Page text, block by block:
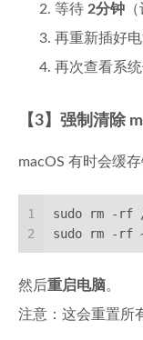
等待 2分钟
再重新插好
再次查看系统
【3】强制清除
macOS 有时会缓
1
2
sudo rm -rf
sudo rm -rf
然后重启电脑。
注意：这会重置所